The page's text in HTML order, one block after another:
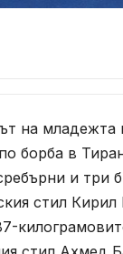
на младежта
борба в
и три
стил Кирил